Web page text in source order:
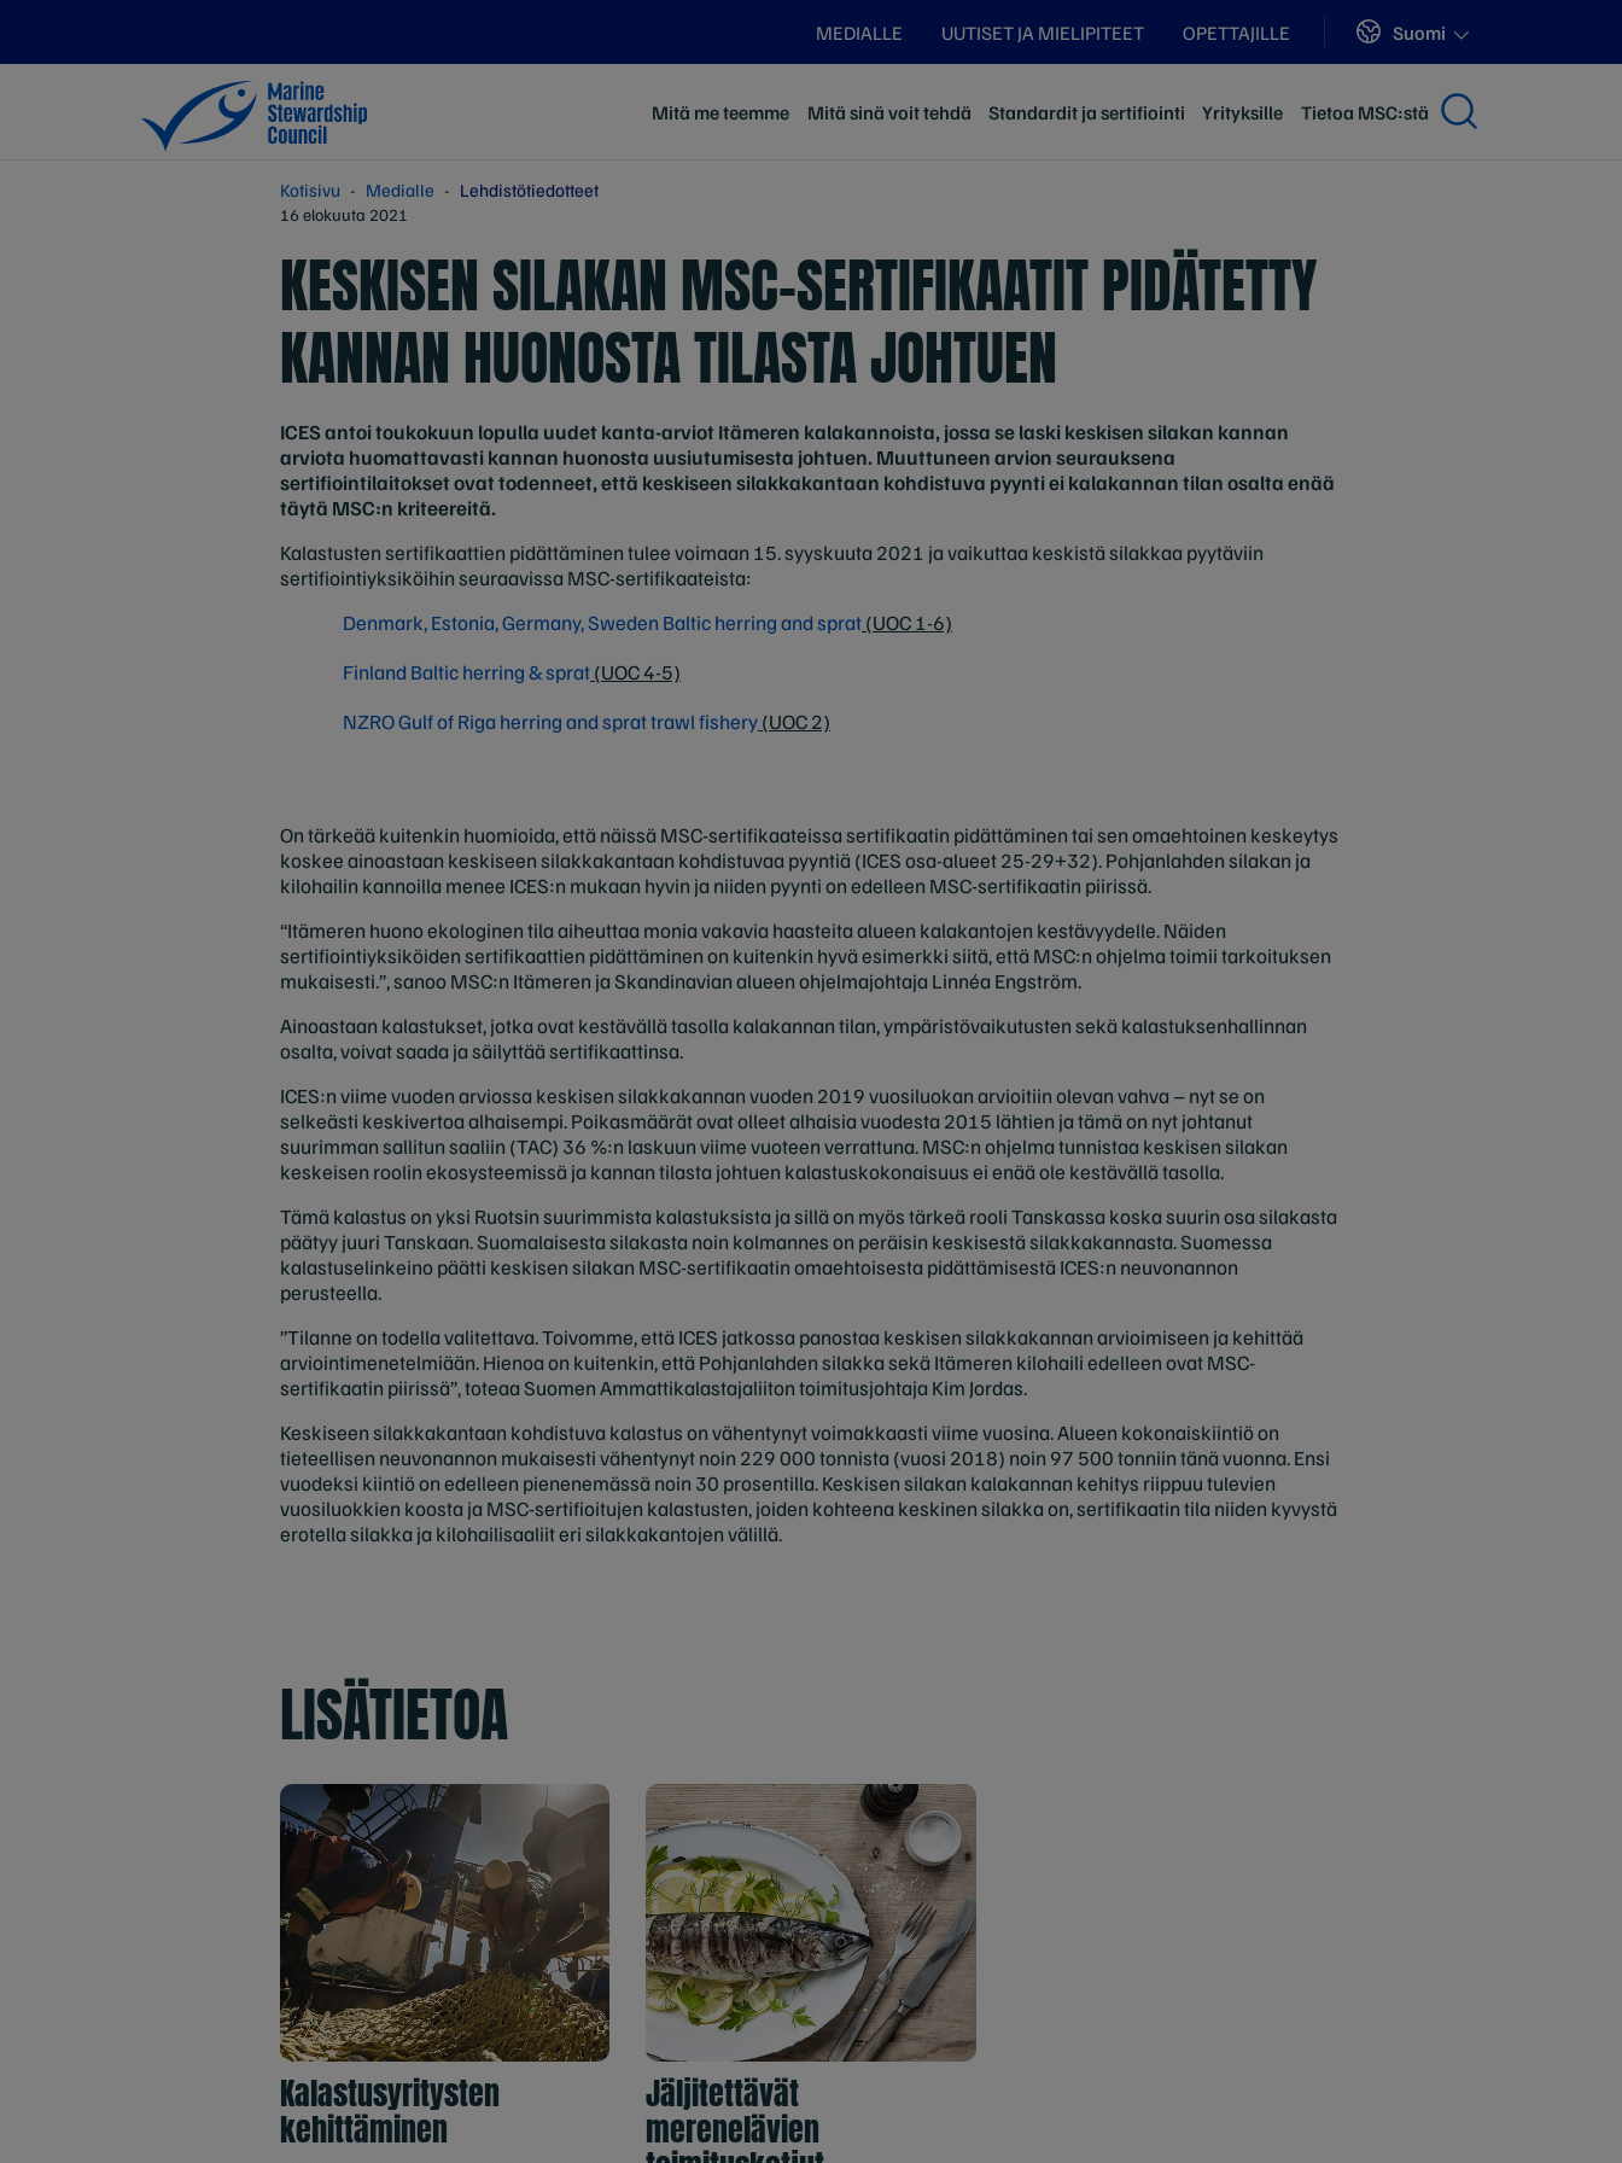
MEDIALLE UUTISET JA MIELIPITEET OPETTAJILLE Sites
Suomi
Mitä me teemme Mitä sinä voit tehdä Standardit ja sertifiointi Yrityksille Tietoa MSC:stä
Kotisivu Medialle Lehdistötiedotteet
16 elokuuta 2021
KESKISEN SILAKAN MSC-SERTIFIKAATIT PIDÄTETTY
KANNAN HUONOSTA TILASTA JOHTUEN
ICES antoi toukokuun lopulla uudet kanta-arviot Itämeren kalakannoista, jossa se laski keskisen silakan kannan
arviota huomattavasti kannan huonosta uusiutumisesta johtuen. Muuttuneen arvion seurauksena
sertifiointilaitokset ovat todenneet, että keskiseen silakkakantaan kohdistuva pyynti ei kalakannan tilan osalta enää
täytä MSC:n kriteereitä.
Kalastusten sertifikaattien pidättäminen tulee voimaan 15. syyskuuta 2021 ja vaikuttaa keskistä silakkaa pyytäviin
sertifiointiyksiköihin seuraavissa MSC-sertifikaateista:
Denmark, Estonia, Germany, Sweden Baltic herring and sprat(UOC 1-6)
Finland Baltic herring & sprat(UOC 4-5)
NZRO Gulf of Riga herring and sprat trawl fishery(UOC 2)
On tärkeää kuitenkin huomioida, että näissä MSC-sertifikaateissa sertifikaatin pidättäminen tai sen omaehtoinen keskeytys
koskee ainoastaan keskiseen silakkakantaan kohdistuvaa pyyntiä (ICES osa-alueet 25-29+32). Pohjanlahden silakan ja
kilohailin kannoilla menee ICES:n mukaan hyvin ja niiden pyynti on edelleen MSC-sertifikaatin piirissä.
“Itämeren huono ekologinen tila aiheuttaa monia vakavia haasteita alueen kalakantojen kestävyydelle. Näiden
sertifiointiyksiköiden sertifikaattien pidättäminen on kuitenkin hyvä esimerkki siitä, että MSC:n ohjelma toimii tarkoituksen
mukaisesti.”, sanoo MSC:n Itämeren ja Skandinavian alueen ohjelmajohtaja Linnéa Engström.
Ainoastaan kalastukset, jotka ovat kestävällä tasolla kalakannan tilan, ympäristövaikutusten sekä kalastuksenhallinnan
osalta, voivat saada ja säilyttää sertifikaattinsa.
ICES:n viime vuoden arviossa keskisen silakkakannan vuoden 2019 vuosiluokan arvioitiin olevan vahva – nyt se on
selkeästi keskivertoa alhaisempi. Poikasmäärät ovat olleet alhaisia vuodesta 2015 lähtien ja tämä on nyt johtanut
suurimman sallitun saaliin (TAC) 36 %:n laskuun viime vuoteen verrattuna. MSC:n ohjelma tunnistaa keskisen silakan
keskeisen roolin ekosysteemissä ja kannan tilasta johtuen kalastuskokonaisuus ei enää ole kestävällä tasolla.
Tämä kalastus on yksi Ruotsin suurimmista kalastuksista ja sillä on myös tärkeä rooli Tanskassa koska suurin osa silakasta
päätyy juuri Tanskaan. Suomalaisesta silakasta noin kolmannes on peräisin keskisestä silakkakannasta. Suomessa
kalastuselinkeino päätti keskisen silakan MSC-sertifikaatin omaehtoisesta pidättämisestä ICES:n neuvonannon
perusteella.
”Tilanne on todella valitettava. Toivomme, että ICES jatkossa panostaa keskisen silakkakannan arvioimiseen ja kehittää
arviointimenetelmiään. Hienoa on kuitenkin, että Pohjanlahden silakka sekä Itämeren kilohaili edelleen ovat MSC-
sertifikaatin piirissä”, toteaa Suomen Ammattikalastajaliiton toimitusjohtaja Kim Jordas.
Keskiseen silakkakantaan kohdistuva kalastus on vähentynyt voimakkaasti viime vuosina. Alueen kokonaiskiintiö on
tieteellisen neuvonannon mukaisesti vähentynyt noin 229 000 tonnista (vuosi 2018) noin 97 500 tonniin tänä vuonna. Ensi
vuodeksi kiintiö on edelleen pienenemässä noin 30 prosentilla. Keskisen silakan kalakannan kehitys riippuu tulevien
vuosiluokkien koosta ja MSC-sertifioitujen kalastusten, joiden kohteena keskinen silakka on, sertifikaatin tila niiden kyvystä
erotella silakka ja kilohailisaaliit eri silakkakantojen välillä.
LISÄTIETOA
Kalastusyritysten
kehittäminen
Jäljitettävät
merenelävien